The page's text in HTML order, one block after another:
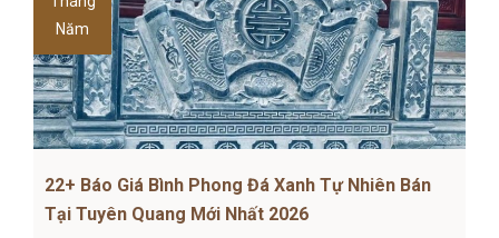
Năm
22+ Báo Giá Bình Phong Đá Xanh Tự Nhiên Bán
Tại Tuyên Quang Mới Nhất 2026